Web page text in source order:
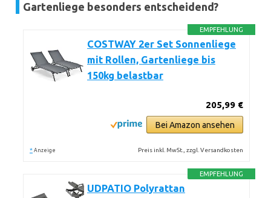
Gartenliege besonders entscheidend?
EMPFEHLUNG
COSTWAY 2er Set Sonnenliege
mit Rollen, Gartenliege bis
150kg belastbar
205,99 €
Bei Amazon ansehen
* Anzeige Preis inkl. MwSt., zzgl. Versandkosten
EMPFEHLUNG
UDPATIO Polyrattan